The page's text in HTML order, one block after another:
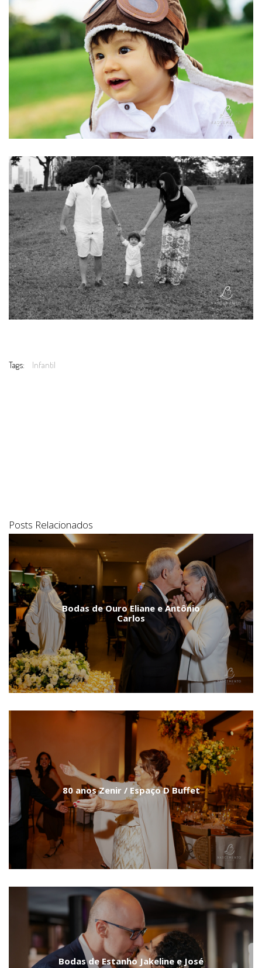
Tags: Infantil
Posts Relacionados
Bodas de Ouro Eliane e Antônio
Carlos
80 anos Zenir / Espaço D Buffet
Bodas de Estanho Jakeline e José